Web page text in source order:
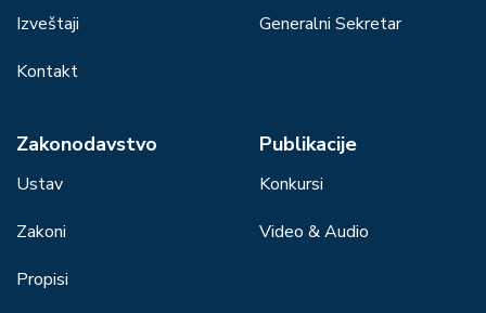
Izveštaji
Kontakt
Generalni Sekretar
Zakonodavstvo
Ustav
Zakoni
Propisi
Publikacije
Konkursi
Video & Audio